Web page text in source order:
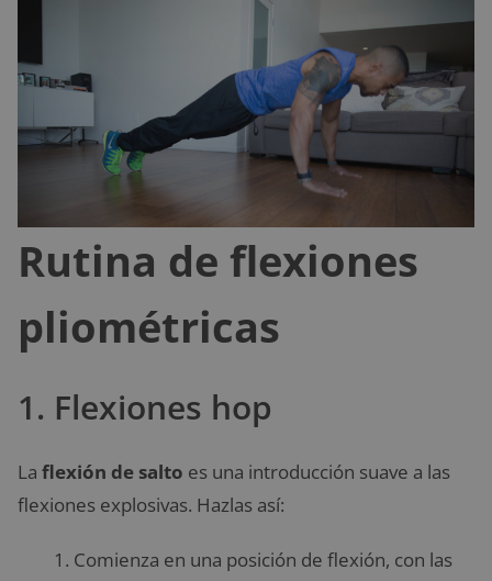
Rutina de flexiones
pliométricas
1. Flexiones hop
La flexión de salto es una introducción suave a las
flexiones explosivas. Hazlas así:
Comienza en una posición de flexión, con las